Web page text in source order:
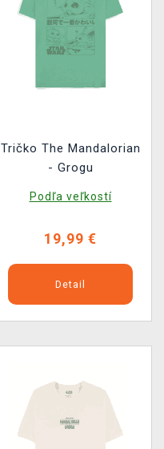
Tričko The Mandalorian
- Grogu
Podľa veľkostí
19,99 €
Detail